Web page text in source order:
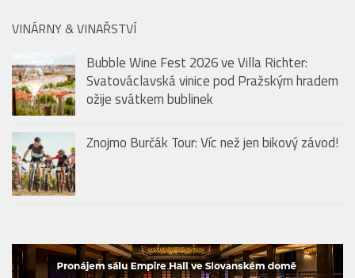
Zlatokopka: Jednoduchý drink od Jägermeister Orange
VINÁRNY & VINAŘSTVÍ